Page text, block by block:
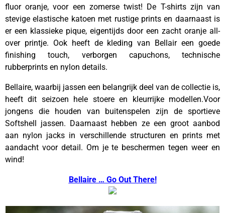
fluor oranje, voor een zomerse twist! De T-shirts zijn van
stevige elastische katoen met rustige prints en daarnaast is
er een klassieke pique, eigentijds door een zacht oranje all-
over printje. Ook heeft de kleding van Bellair een goede
finishing touch, verborgen capuchons, technische
rubberprints en nylon details.
Bellaire, waarbij jassen een belangrijk deel van de collectie is,
heeft dit seizoen hele stoere en kleurrijke modellen.Voor
jongens die houden van buitenspelen zijn de sportieve
Softshell jassen. Daarnaast hebben ze een groot aanbod
aan nylon jacks in verschillende structuren en prints met
aandacht voor detail. Om je te beschermen tegen weer en
wind!
Bellaire … Go Out There!